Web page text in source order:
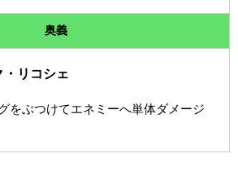
奥義
・リコシェ
をぶつけてエネミーへ単体ダメージ